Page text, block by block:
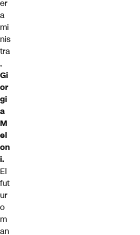
er
a
mi
nis
tra
,
Gi
or
gi
a
M
el
on
i.
El
fut
ur
o
m
an